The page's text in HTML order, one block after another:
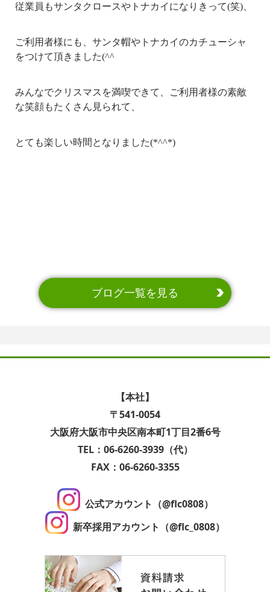
従業員もサンタクロースやトナカイになりきって(笑)、
ご利用者様にも、サンタ帽やトナカイのカチューシャ
をつけて頂きました(^^ゞ
みんなでクリスマスを満喫できて、ご利用者様の素敵
な笑顔もたくさん見られて、
とても楽しい時間となりました(*^^*)
ブログ一覧を見る
【本社】
〒541-0054
大阪府大阪市中央区南本町1丁目2番6号
TEL：06-6260-3939（代）
FAX：06-6260-3355
公式アカウント（@flc0808）
新卒採用アカウント（@flc_0808）